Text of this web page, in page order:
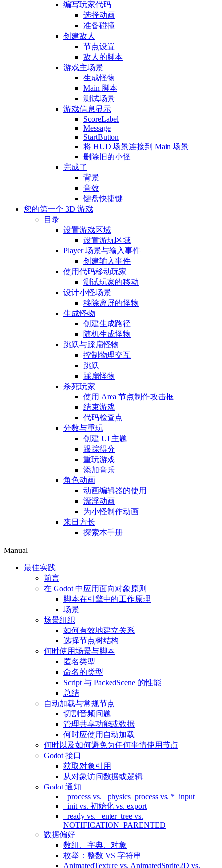
编写玩家代码
选择动画
准备碰撞
创建敌人
节点设置
敌人的脚本
游戏主场景
生成怪物
Main 脚本
测试场景
游戏信息显示
ScoreLabel
Message
StartButton
将 HUD 场景连接到 Main 场景
删除旧的小怪
完成了
背景
音效
键盘快捷键
您的第一个 3D 游戏
目录
设置游戏区域
设置游玩区域
Player 场景与输入事件
创建输入事件
使用代码移动玩家
测试玩家的移动
设计小怪场景
移除离屏的怪物
生成怪物
创建生成路径
随机生成怪物
跳跃与踩扁怪物
控制物理交互
跳跃
踩扁怪物
杀死玩家
使用 Area 节点制作攻击框
结束游戏
代码检查点
分数与重玩
创建 UI 主题
跟踪得分
重玩游戏
添加音乐
角色动画
动画编辑器的使用
漂浮动画
为小怪制作动画
来日方长
探索本手册
Manual
最佳实践
前言
在 Godot 中应用面向对象原则
脚本在引擎中的工作原理
场景
场景组织
如何有效地建立关系
选择节点树结构
何时使用场景与脚本
匿名类型
命名的类型
Script 与 PackedScene 的性能
总结
自动加载与常规节点
切割音频问题
管理共享功能或数据
何时应使用自动加载
何时以及如何避免为任何事情使用节点
Godot 接口
获取对象引用
从对象访问数据或逻辑
Godot 通知
_process vs. _physics_process vs. *_input
_init vs. 初始化 vs. export
_ready vs. _enter_tree vs.
NOTIFICATION_PARENTED
数据偏好
数组、字典、对象
枚举：整数 VS 字符串
AnimatedTexture vs. AnimatedSprite2D vs.